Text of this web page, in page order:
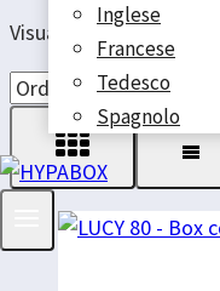
Inglese
Francese
Tedesco
Spagnolo
Visualizzazione del